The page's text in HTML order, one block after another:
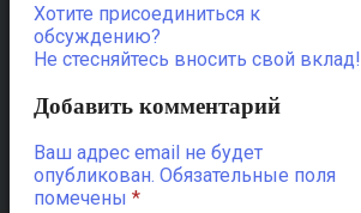
Хотите присоединиться к
обсуждению?
Не стесняйтесь вносить свой вклад!
Добавить комментарий
Ваш адрес email не будет
опубликован. Обязательные поля
помечены *